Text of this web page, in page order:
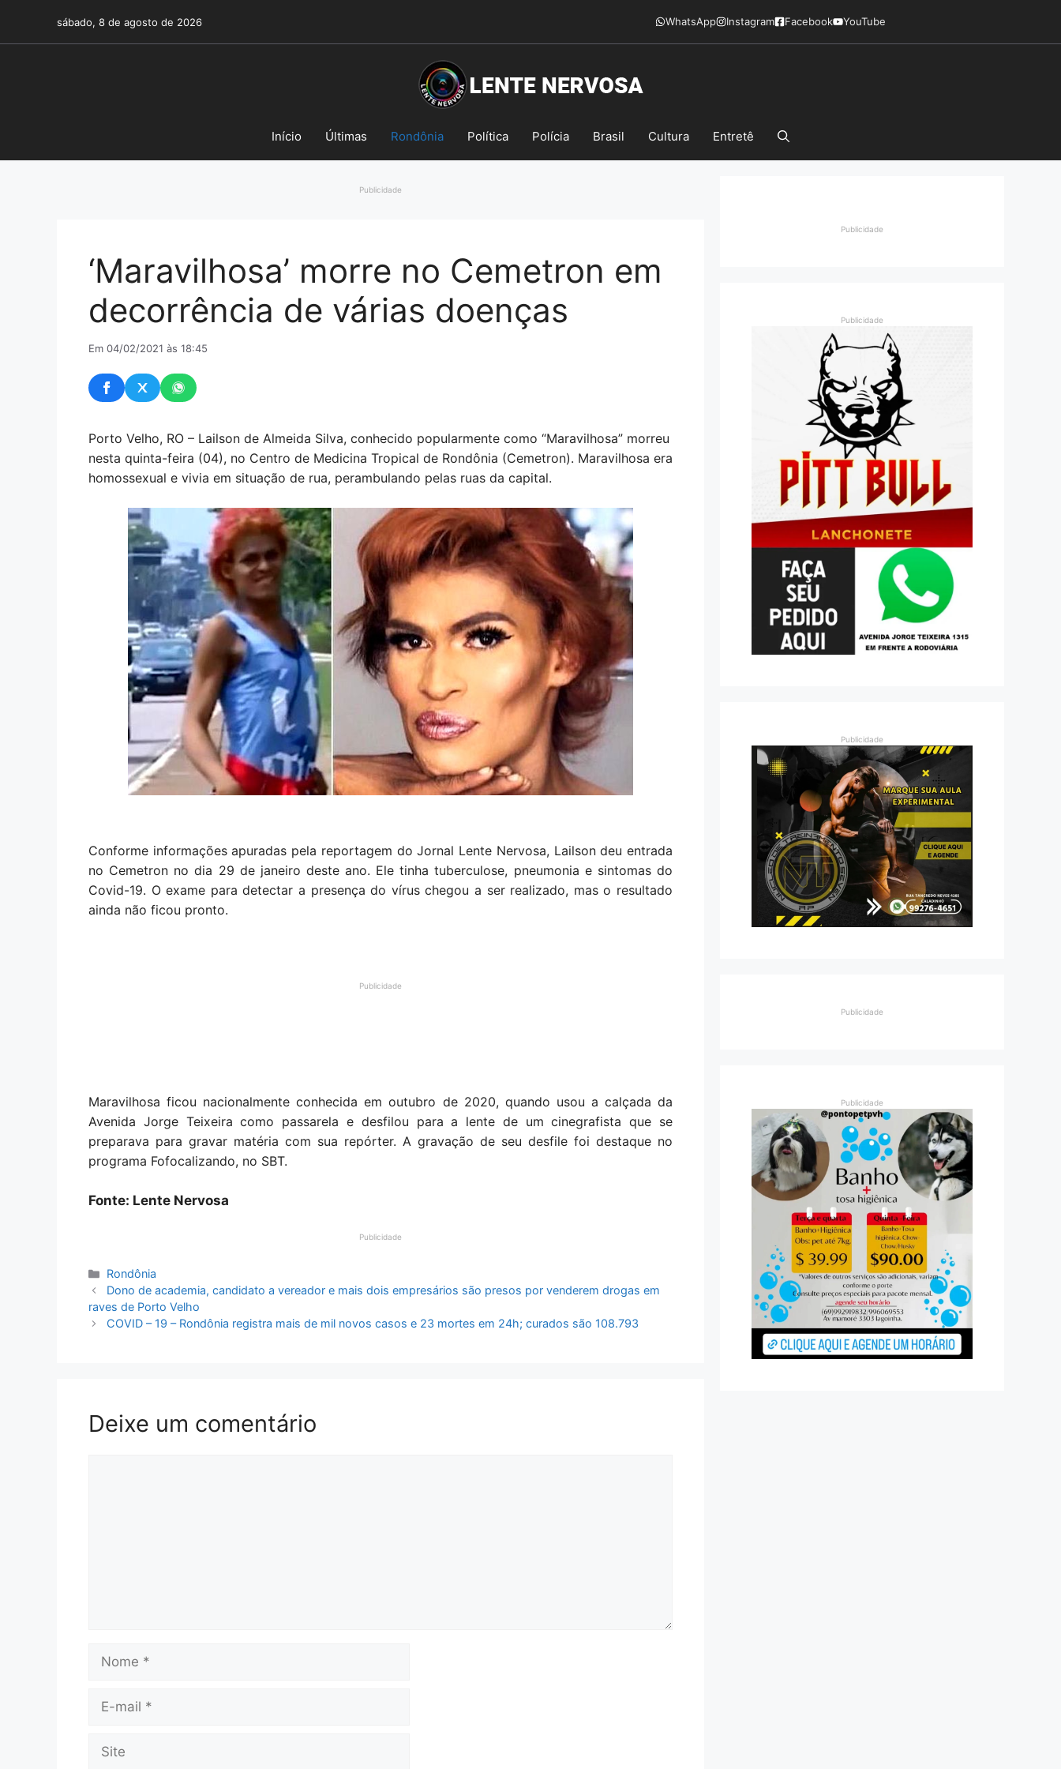
o
sábado, 8 de agosto de 2026 WhatsApp Instagram Facebook YouTube
Início Últimas Rondônia Política Polícia Brasil Cultura Entretê
Publicidade
‘Maravilhosa’ morre no Cemetron em
decorrência de várias doenças
Em 04/02/2021 às 18:45
Porto Velho, RO – Lailson de Almeida Silva, conhecido popularmente como “Maravilhosa” morreu
nesta quinta-feira (04), no Centro de Medicina Tropical de Rondônia (Cemetron). Maravilhosa era
homossexual e vivia em situação de rua, perambulando pelas ruas da capital.
Conforme informações apuradas pela reportagem do Jornal Lente Nervosa, Lailson deu entrada
no Cemetron no dia 29 de janeiro deste ano. Ele tinha tuberculose, pneumonia e sintomas do
Covid-19. O exame para detectar a presença do vírus chegou a ser realizado, mas o resultado
ainda não ficou pronto.
Publicidade
Maravilhosa ficou nacionalmente conhecida em outubro de 2020, quando usou a calçada da
Avenida Jorge Teixeira como passarela e desfilou para a lente de um cinegrafista que se
preparava para gravar matéria com sua repórter. A gravação de seu desfile foi destaque no
programa Fofocalizando, no SBT.
Fonte: Lente Nervosa
Publicidade
Categorias
Rondônia
Dono de academia, candidato a vereador e mais dois empresários são presos por venderem drogas em
raves de Porto Velho
COVID – 19 – Rondônia registra mais de mil novos casos e 23 mortes em 24h; curados são 108.793
Deixe um comentário
Nome
Site
Publicidade
Publicidade
Publicidade
Publicidade
Publicidade